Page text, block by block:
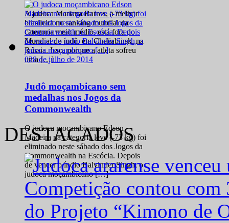
A judoca Mariana Barros, a melhor
brasileira no ranking mundial da
categoria meio médio, está fora do
Mundial de judô, em Cheliabinsk, na
Rússia. Isso, porque a atleta sofreu
uma […]
028 de julho de 2014
Judô moçambicano sem
medalhas nos Jogos da
Commonwealth
O judoca moçambicano Edson
Madeira na categoria leve (-73 kg) foi
eliminado neste sábado dos Jogos da
Commonwealth na Escócia. Depois
de vencer o índio Balvinder Singh, o
judoca moçambicano […]
DESTACADOS